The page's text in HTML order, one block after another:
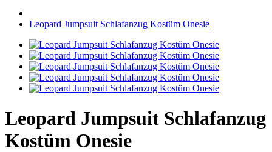
Leopard Jumpsuit Schlafanzug Kostüm Onesie
Leopard Jumpsuit Schlafanzug
Kostüm Onesie